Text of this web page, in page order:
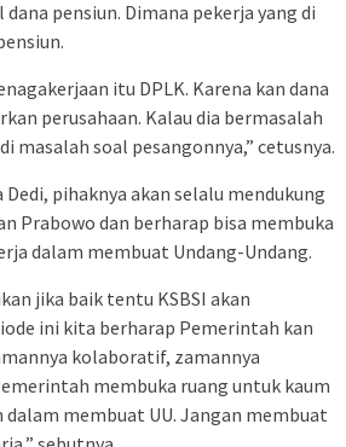
pensiun. Dimana pekerja yang di
itu DPLK. Karena kan dana
perusahaan. Kalau dia bermasalah
masalah soal pesangonnya,” cetusnya.
pihaknya akan selalu mendukung
Prabowo dan berharap bisa membuka
dalam membuat Undang-Undang.
jika baik tentu KSBSI akan
ini kita berharap Pemerintah kan
kolaboratif, zamannya
membuka ruang untuk kaum
dalam membuat UU. Jangan membuat